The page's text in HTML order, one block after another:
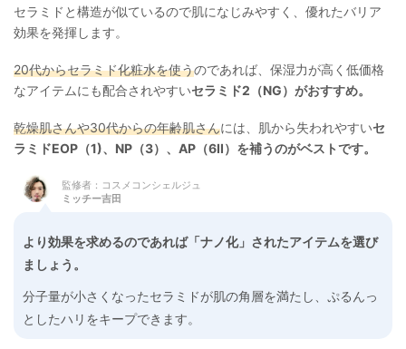
セラミドと構造が似ているので肌になじみやすく、優れたバリア
効果を発揮します。
20代からセラミド化粧水を使うのであれば、保湿力が高く低価格
なアイテムにも配合されやすいセラミド2（NG）がおすすめ。
乾燥肌さんや30代からの年齢肌さんには、肌から失われやすいセ
ラミドEOP（1)、NP（3）、AP（6II）を補うのがベストです。
監修者：コスメコンシェルジュ
ミッチー吉田
より効果を求めるのであれば「ナノ化」されたアイテムを選び
ましょう。
分子量が小さくなったセラミドが肌の角層を満たし、ぷるんっ
としたハリをキープできます。